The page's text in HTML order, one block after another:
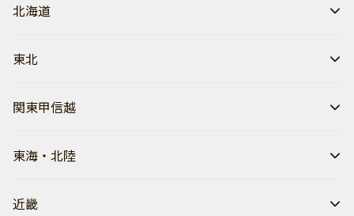
北海道
東北
関東甲信越
東海・北陸
近畿